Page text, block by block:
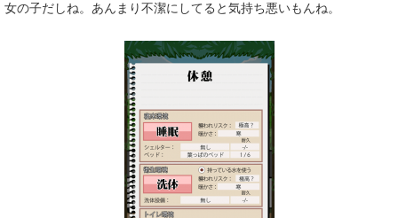
女の子だしね。あんまり不潔にしてると気持ち悪いもんね。